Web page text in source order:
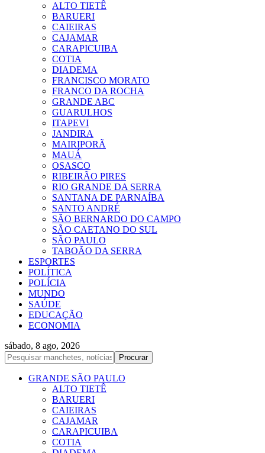
ALTO TIETÊ
BARUERI
CAIEIRAS
CAJAMAR
CARAPICUIBA
COTIA
DIADEMA
FRANCISCO MORATO
FRANCO DA ROCHA
GRANDE ABC
GUARULHOS
ITAPEVI
JANDIRA
MAIRIPORÃ
MAUÁ
OSASCO
RIBEIRÃO PIRES
RIO GRANDE DA SERRA
SANTANA DE PARNAÍBA
SANTO ANDRÉ
SÃO BERNARDO DO CAMPO
SÃO CAETANO DO SUL
SÃO PAULO
TABOÃO DA SERRA
ESPORTES
POLÍTICA
POLÍCIA
MUNDO
SAÚDE
EDUCAÇÃO
ECONOMIA
sábado, 8 ago, 2026
GRANDE SÃO PAULO
ALTO TIETÊ
BARUERI
CAIEIRAS
CAJAMAR
CARAPICUIBA
COTIA